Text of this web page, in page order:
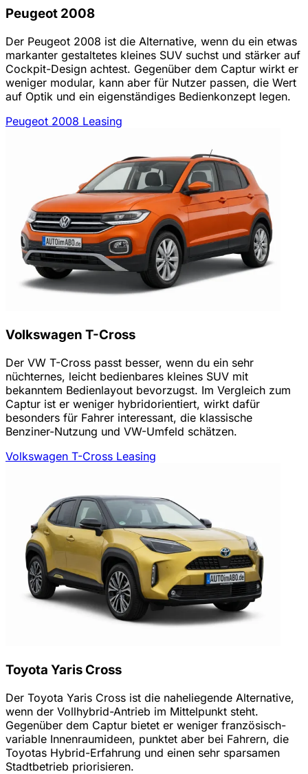
Peugeot 2008
Der Peugeot 2008 ist die Alternative, wenn du ein etwas
markanter gestaltetes kleines SUV suchst und stärker auf
Cockpit-Design achtest. Gegenüber dem Captur wirkt er
weniger modular, kann aber für Nutzer passen, die Wert
auf Optik und ein eigenständiges Bedienkonzept legen.
Peugeot 2008 Leasing
Volkswagen T-Cross
Der VW T-Cross passt besser, wenn du ein sehr
nüchternes, leicht bedienbares kleines SUV mit
bekanntem Bedienlayout bevorzugst. Im Vergleich zum
Captur ist er weniger hybridorientiert, wirkt dafür
besonders für Fahrer interessant, die klassische
Benziner-Nutzung und VW-Umfeld schätzen.
Volkswagen T-Cross Leasing
Toyota Yaris Cross
Der Toyota Yaris Cross ist die naheliegende Alternative,
wenn der Vollhybrid-Antrieb im Mittelpunkt steht.
Gegenüber dem Captur bietet er weniger französisch-
variable Innenraumideen, punktet aber bei Fahrern, die
Toyotas Hybrid-Erfahrung und einen sehr sparsamen
Stadtbetrieb priorisieren.